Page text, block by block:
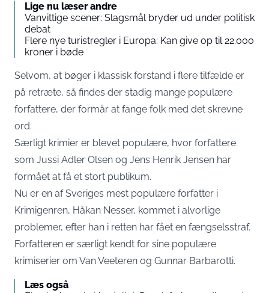
Lige nu læser andre
Vanvittige scener: Slagsmål bryder ud under politisk
debat
Flere nye turistregler i Europa: Kan give op til 22.000
kroner i bøde
Selvom, at bøger i klassisk forstand i flere tilfælde er
på retræte, så findes der stadig mange populære
forfattere, der formår at fange folk med det skrevne
ord.
Særligt krimier er blevet populære, hvor forfattere
som Jussi Adler Olsen og Jens Henrik Jensen har
formået at få et stort publikum.
Nu er en af Sveriges mest populære forfatter i
Krimigenren, Håkan Nesser, kommet i alvorlige
problemer, efter han i retten har fået en fængselsstraf.
Forfatteren er særligt kendt for sine populære
krimiserier om Van Veeteren og Gunnar Barbarotti.
Læs også